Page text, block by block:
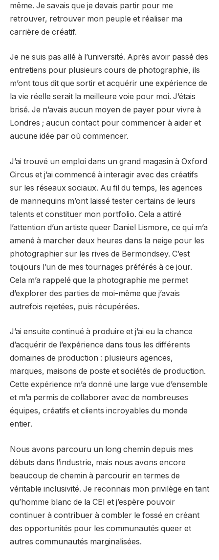
même. Je savais que je devais partir pour me
retrouver, retrouver mon peuple et réaliser ma
carrière de créatif.
Je ne suis pas allé à l’université. Après avoir passé des
entretiens pour plusieurs cours de photographie, ils
m’ont tous dit que sortir et acquérir une expérience de
la vie réelle serait la meilleure voie pour moi. J’étais
brisé. Je n’avais aucun moyen de payer pour vivre à
Londres ; aucun contact pour commencer à aider et
aucune idée par où commencer.
J’ai trouvé un emploi dans un grand magasin à Oxford
Circus et j’ai commencé à interagir avec des créatifs
sur les réseaux sociaux. Au fil du temps, les agences
de mannequins m’ont laissé tester certains de leurs
talents et constituer mon portfolio. Cela a attiré
l’attention d’un artiste queer Daniel Lismore, ce qui m’a
amené à marcher deux heures dans la neige pour les
photographier sur les rives de Bermondsey. C’est
toujours l’un de mes tournages préférés à ce jour.
Cela m’a rappelé que la photographie me permet
d’explorer des parties de moi-même que j’avais
autrefois rejetées, puis récupérées.
J’ai ensuite continué à produire et j’ai eu la chance
d’acquérir de l’expérience dans tous les différents
domaines de production : plusieurs agences,
marques, maisons de poste et sociétés de production.
Cette expérience m’a donné une large vue d’ensemble
et m’a permis de collaborer avec de nombreuses
équipes, créatifs et clients incroyables du monde
entier.
Nous avons parcouru un long chemin depuis mes
débuts dans l’industrie, mais nous avons encore
beaucoup de chemin à parcourir en termes de
véritable inclusivité. Je reconnais mon privilège en tant
qu’homme blanc de la CEI et j’espère pouvoir
continuer à contribuer à combler le fossé en créant
des opportunités pour les communautés queer et
autres communautés marginalisées.